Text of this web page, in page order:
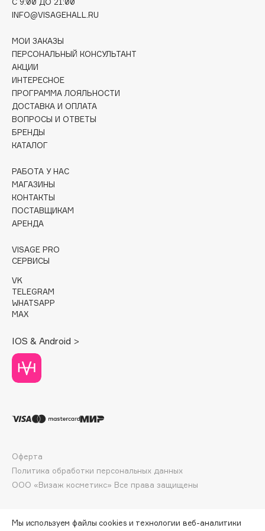
Deonica
Dior
Divage
Dolce & Gabbana
Dolomit
Dorco
DP Daily Perfection
Dr. Vranjes Firenze
Dr.Ceuracle
Dr.Jart+
DSD de Luxe
Dyson
E
Eat My
Ecolatier
EGG
EGIA
Eigshow
Elie Saab
EMBRACE Haircare
Emmanuelle Jane
Erborian
INFO@VISAGEHALL.RU
МОИ ЗАКАЗЫ
ПЕРСОНАЛЬНЫЙ КОНСУЛЬТАНТ
АКЦИИ
ИНТЕРЕСНОЕ
ПРОГРАММА ЛОЯЛЬНОСТИ
ДОСТАВКА И ОПЛАТА
ВОПРОСЫ И ОТВЕТЫ
БРЕНДЫ
КАТАЛОГ
РАБОТА У НАС
МАГАЗИНЫ
КОНТАКТЫ
ПОСТАВЩИКАМ
АРЕНДА
VISAGE PRO
СЕРВИСЫ
VK
TELEGRAM
WHATSAPP
MAX
IOS & Android >
ООО «Визаж косметикс» Все права защищены
Оферта
Политика обработки персональных данных
Мы используем файлы cookies и технологии веб-аналитики